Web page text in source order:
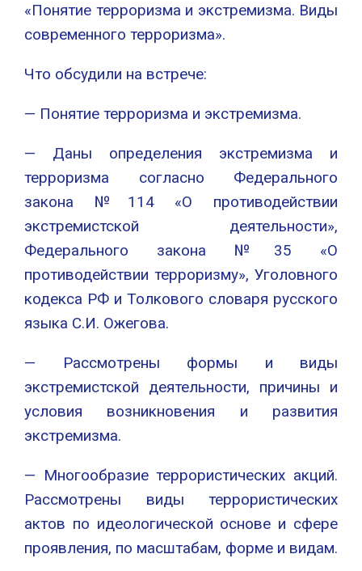
«Понятие терроризма и экстремизма. Виды
современного терроризма».
Что обсудили на встрече:
— Понятие терроризма и экстремизма.
— Даны определения экстремизма и
терроризма согласно Федерального
закона №114 «О противодействии
экстремистской деятельности»,
Федерального закона №35 «О
противодействии терроризму», Уголовного
кодекса РФ и Толкового словаря русского
языка С.И. Ожегова.
— Рассмотрены формы и виды
экстремистской деятельности, причины и
условия возникновения и развития
экстремизма.
— Многообразие террористических акций.
Рассмотрены виды террористических
актов по идеологической основе и сфере
проявления, по масштабам, форме и видам.